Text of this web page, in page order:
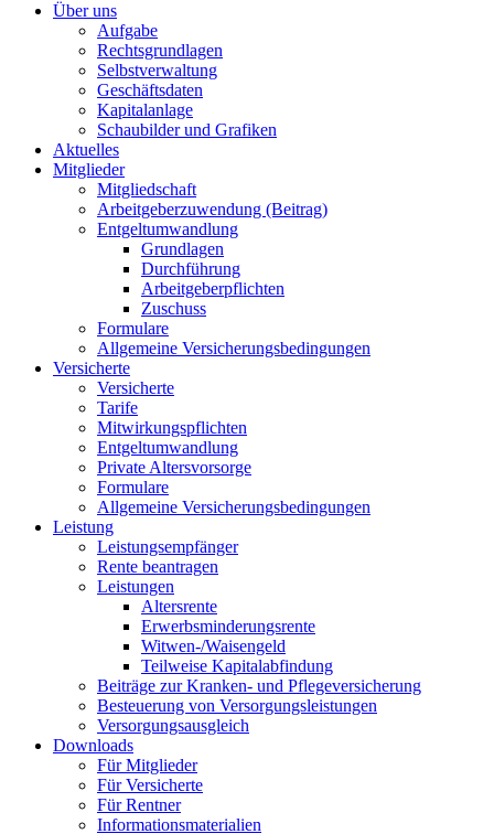
Über uns
Aufgabe
Rechtsgrundlagen
Selbstverwaltung
Geschäftsdaten
Kapitalanlage
Schaubilder und Grafiken
Aktuelles
Mitglieder
Mitgliedschaft
Arbeitgeberzuwendung (Beitrag)
Entgeltumwandlung
Grundlagen
Durchführung
Arbeitgeberpflichten
Zuschuss
Formulare
Allgemeine Versicherungsbedingungen
Versicherte
Versicherte
Tarife
Mitwirkungspflichten
Entgeltumwandlung
Private Altersvorsorge
Formulare
Allgemeine Versicherungsbedingungen
Leistung
Leistungsempfänger
Rente beantragen
Leistungen
Altersrente
Erwerbsminderungsrente
Witwen-/Waisengeld
Teilweise Kapitalabfindung
Beiträge zur Kranken- und Pflegeversicherung
Besteuerung von Versorgungsleistungen
Versorgungsausgleich
Downloads
Für Mitglieder
Für Versicherte
Für Rentner
Informationsmaterialien